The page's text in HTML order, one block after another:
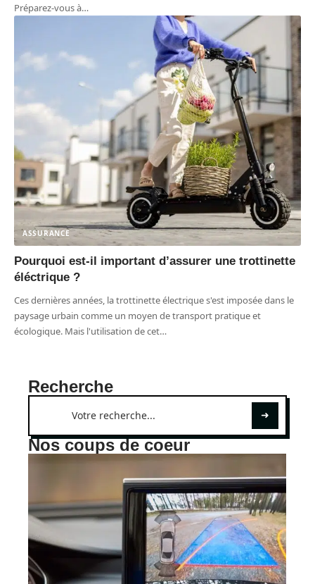
Préparez-vous à…
ASSURANCE
Pourquoi est-il important d’assurer une trottinette
éléctrique ?
Ces dernières années, la trottinette électrique s'est imposée dans le
paysage urbain comme un moyen de transport pratique et
écologique. Mais l'utilisation de cet…
Recherche
Nos coups de coeur